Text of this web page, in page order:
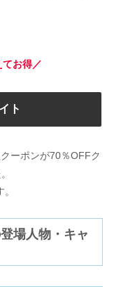
お得／
ト
ーポンが70％OFFク
場人物・キャ